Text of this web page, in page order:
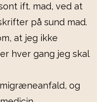
ift. mad, ved at
på sund mad.
at jeg ikke
hver gang jeg skal
og